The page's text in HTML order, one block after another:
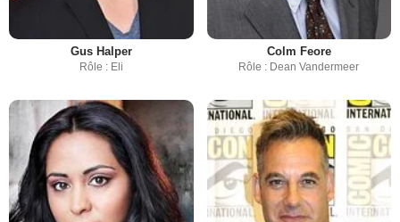
Gus Halper
Rôle : Eli
Colm Feore
Rôle : Dean Vandermeer